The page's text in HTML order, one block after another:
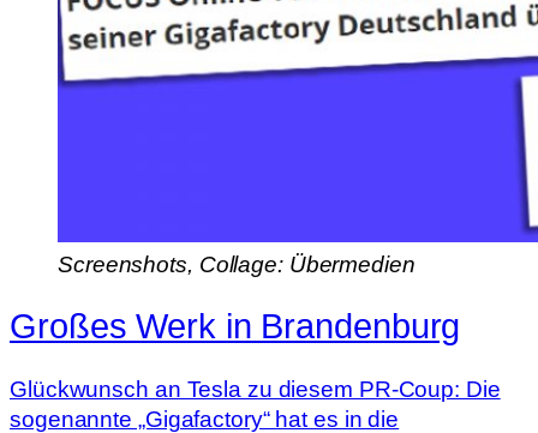
Screenshots, Collage: Übermedien
Großes Werk in Brandenburg
Glückwunsch an Tesla zu diesem PR-Coup: Die
sogenannte „Gigafactory“ hat es in die